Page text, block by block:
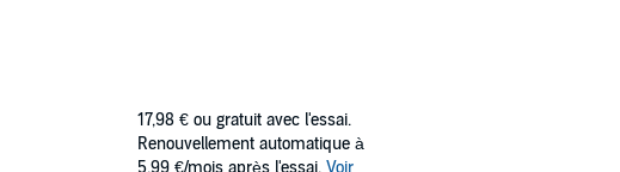
17,98 € ou gratuit avec l'essai.
Renouvellement automatique à
5,99 €/mois après l'essai. Voir